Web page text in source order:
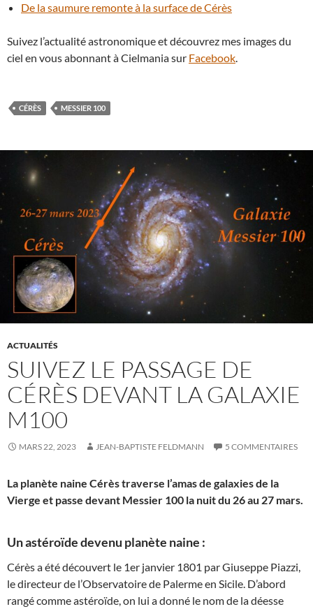
De la saumure remonte à la surface de Cérès
Suivez l’actualité astronomique et découvrez mes images du
ciel en vous abonnant à Cielmania sur Facebook.
CÉRÈS MESSIER 100
ACTUALITÉS
SUIVEZ LE PASSAGE DE
CÉRÈS DEVANT LA GALAXIE
M100
MARS 22, 2023 JEAN-BAPTISTE FELDMANN 5 COMMENTAIRES
La planète naine Cérès traverse l’amas de galaxies de la
Vierge et passe devant Messier 100 la nuit du 26 au 27 mars.
Un astéroïde devenu planète naine :
Cérès a été découvert le 1er janvier 1801 par Giuseppe Piazzi,
le directeur de l’Observatoire de Palerme en Sicile. D’abord
rangé comme astéroïde, on lui a donné le nom de la déesse